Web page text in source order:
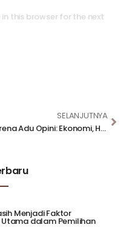
this browser for the next
SELANJUTNYA
Arena Adu Opini: Ekonomi, Hukum dan Politik
Menjadi Faktor
dalam Pemilihan